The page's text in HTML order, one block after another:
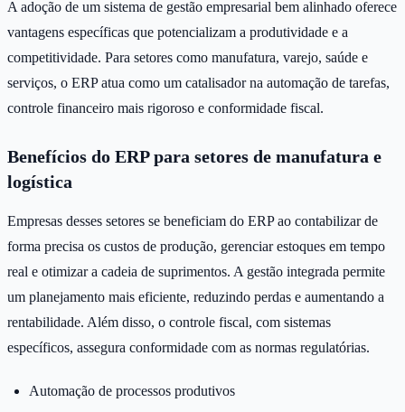
A adoção de um sistema de gestão empresarial bem alinhado oferece
vantagens específicas que potencializam a produtividade e a
competitividade. Para setores como manufatura, varejo, saúde e
serviços, o ERP atua como um catalisador na automação de tarefas,
controle financeiro mais rigoroso e conformidade fiscal.
Benefícios do ERP para setores de manufatura e
logística
Empresas desses setores se beneficiam do ERP ao contabilizar de
forma precisa os custos de produção, gerenciar estoques em tempo
real e otimizar a cadeia de suprimentos. A gestão integrada permite
um planejamento mais eficiente, reduzindo perdas e aumentando a
rentabilidade. Além disso, o controle fiscal, com sistemas
específicos, assegura conformidade com as normas regulatórias.
Automação de processos produtivos